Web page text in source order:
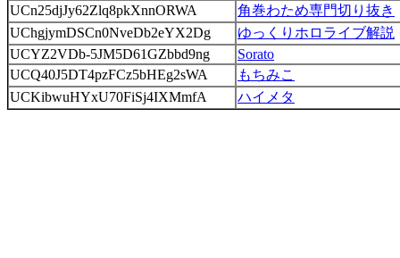
UCn25djJy62Zlq8pkXnnORWA
角巻わため専門切り抜き
UChgjymDSCn0NveDb2eYX2Dg
ゆっくりホロライブ解説
UCYZ2VDb-5JM5D61GZbbd9ng
Sorato
UCQ40J5DT4pzFCz5bHEg2sWA
もちみこ
UCKibwuHYxU70FiSj4IXMmfA
ハイメタ